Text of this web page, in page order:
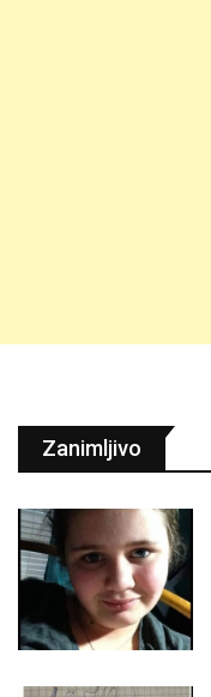
Zanimljivo